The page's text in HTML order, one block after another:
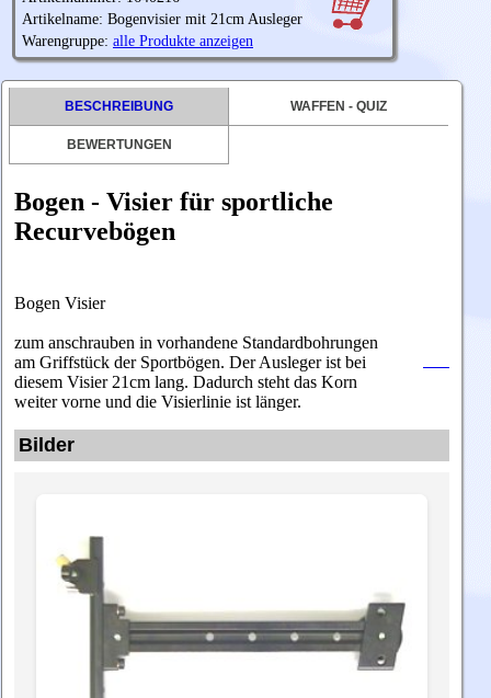
Artikelname: Bogenvisier mit 21cm Ausleger
Warengruppe: alle Produkte anzeigen
BESCHREIBUNG WAFFEN - QUIZ
BEWERTUNGEN
Bogen - Visier für sportliche
Recurvebögen
Bogen Visier
zum anschrauben in vorhandene Standardbohrungen
am Griffstück der Sportbögen. Der Ausleger ist bei
diesem Visier 21cm lang. Dadurch steht das Korn
weiter vorne und die Visierlinie ist länger.
Bilder